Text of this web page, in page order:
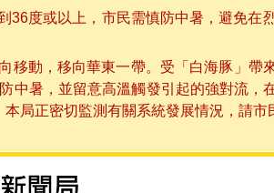
度或以上，市民需慎防中暑，避免在
動，移向華東一帶。受「白海豚」帶
暑，並留意高溫觸發引起的強對流，
局正密切監測有關系統發展情況，請